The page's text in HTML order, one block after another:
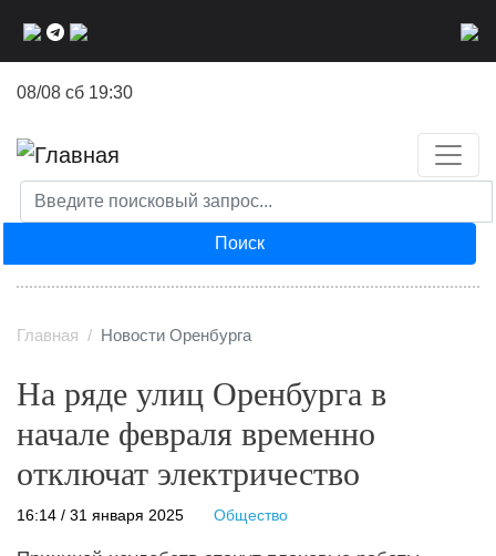
08/08 сб 19:30
Поиск
Главная Новости Оренбурга
На ряде улиц Оренбурга в
начале февраля временно
отключат электричество
16:14 / 31 января 2025 Общество